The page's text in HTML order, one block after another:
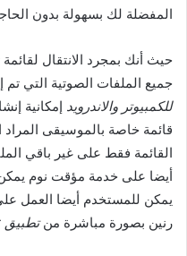
المفضلة لك بسهولة بدون
حيث أنك بمجرد الانتقال
جميع الملفات الصوتية التي تم
للكمبيوتر والاندرويد إمكانية
قائمة خاصة بالموسيقى
القائمة فقط على غير باقي
أيضا على خدمة مؤقت نوم
يمكن للمستخدم أيضا العمل
رنين بصورة مباشرة منتطبيق Playit Video Player مهكر